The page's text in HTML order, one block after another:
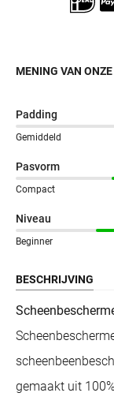
MENING VAN
Padding
Gemiddeld
Pasvorm
Compact
Niveau
Beginner
BESCHRIJVING
gemaakt uit